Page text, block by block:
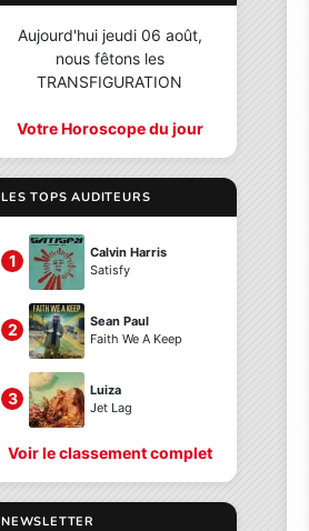
Aujourd'hui jeudi 06 août,
nous fêtons les
TRANSFIGURATION
Votre Horoscope du jour
LES TOPS AUDITEURS
1
Calvin Harris
Satisfy
2
Sean Paul
Faith We A Keep
3
Luiza
Jet Lag
Voir le classement complet
NEWSLETTER